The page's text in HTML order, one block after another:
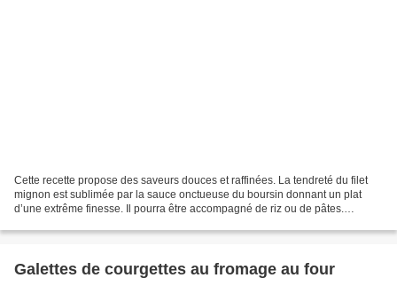
Cette recette propose des saveurs douces et raffinées. La tendreté du filet
mignon est sublimée par la sauce onctueuse du boursin donnant un plat
d’une extrême finesse. Il pourra être accompagné de riz ou de pâtes.
Galettes de courgettes au fromage au four